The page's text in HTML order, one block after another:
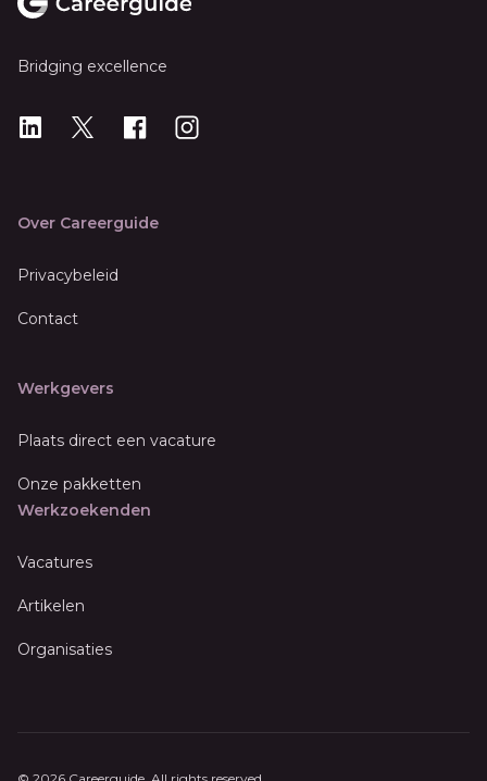
Bridging excellence
LinkedIn
X Instagram
Over Careerguide
Privacybeleid
Contact
Werkgevers
Plaats direct een vacature
Onze pakketten
Werkzoekenden
Vacatures
Artikelen
Organisaties